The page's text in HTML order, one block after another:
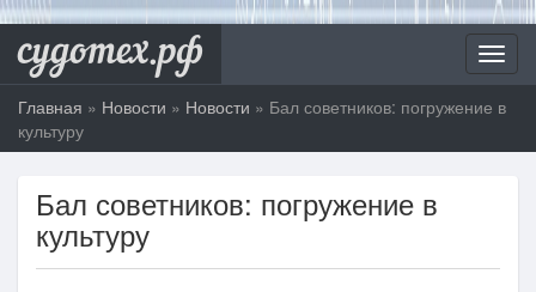
судотех.рф
Главная » Новости » Новости » Бал советников: погружение в
культуру
Бал советников: погружение в
культуру